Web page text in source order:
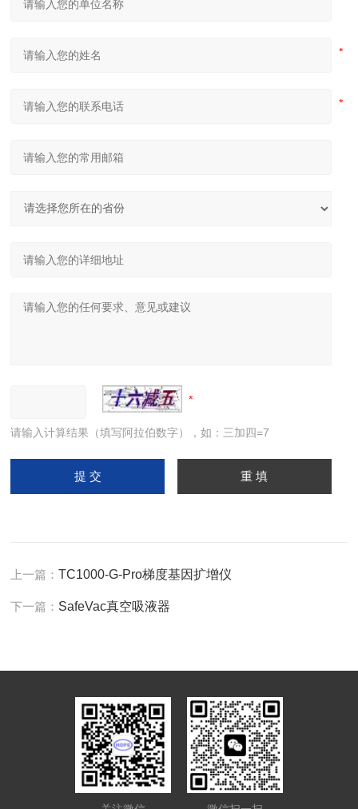
请输入计算结果（填写阿拉伯数字），如：三加四=7
上一篇：TC1000-G-Pro梯度基因扩增仪
下一篇： SafeVac真空吸液器